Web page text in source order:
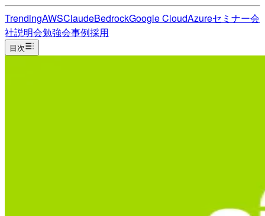
TrendingAWSClaudeBedrockGoogle CloudAzureセミナー会
社説明会勉強会事例採用
目次